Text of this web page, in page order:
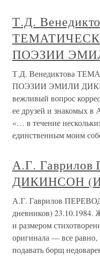
Т.Д.
ПОЭЗИИ
Т.Д. Венедиктова
ПОЭЗИИ ЭМИЛИ
вежливый вопрос
ее друзей и знакомых в
«… в течение
единственным моим
А.Г.
ДИКИНСОН
А.Г. Гаврилов
дневников) 23.10.1984.
и размером
оригинала — все равно,
подавать борщ